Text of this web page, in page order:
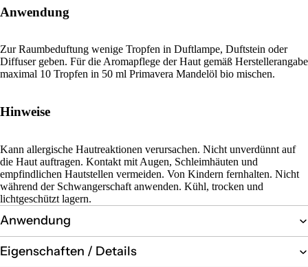
Anwendung
Zur Raumbeduftung wenige Tropfen in Duftlampe, Duftstein oder
Diffuser geben. Für die Aromapflege der Haut gemäß Herstellerangabe
maximal 10 Tropfen in 50 ml Primavera Mandelöl bio mischen.
Hinweise
Kann allergische Hautreaktionen verursachen. Nicht unverdünnt auf
die Haut auftragen. Kontakt mit Augen, Schleimhäuten und
empfindlichen Hautstellen vermeiden. Von Kindern fernhalten. Nicht
während der Schwangerschaft anwenden. Kühl, trocken und
lichtgeschützt lagern.
Anwendung
Eigenschaften / Details